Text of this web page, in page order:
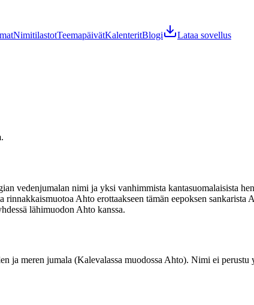
NimitilastotTeemapäivätKalenteritBlogi Lataa sovellus
.
vedenjumalan nimi ja yksi vanhimmista kantasuomalaisista
rinnakkaismuotoa Ahto erottaakseen tämän eepoksen
lähimuodon Ahto kanssa.
ja meren jumala (Kalevalassa muodossa Ahto). Nimi ei